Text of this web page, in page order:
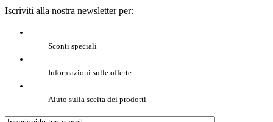
Iscriviti alla nostra newsletter per:
Sconti speciali
Informazioni sulle offerte
Aiuto sulla scelta dei prodotti